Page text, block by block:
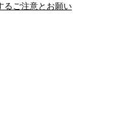
るご注意とお願い